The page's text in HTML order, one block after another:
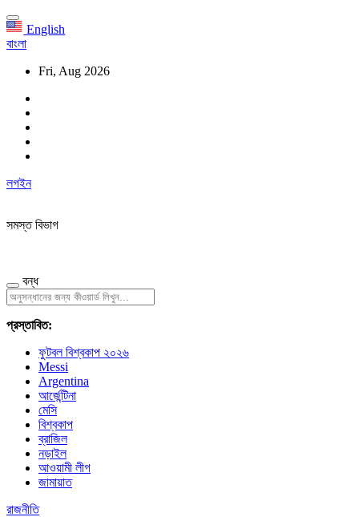
English
বাংলা
Fri, Aug 2026
লগইন
সমস্ত বিভাগ
বন্ধ
প্রস্তাবিত:
ফুটবল বিশ্বকাপ ২০২৬
Messi
Argentina
আর্জেন্টিনা
মেসি
বিশ্বকাপ
ব্রাজিল
নড়াইল
আওয়ামী লীগ
জামায়াত
রাজনীতি